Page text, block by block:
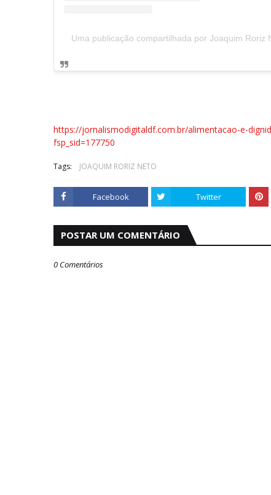
Uma publicação compartilhada por Joaquim Roriz
https://jornalismodigitaldf.com.br/alimentacao-e-
fsp_sid=177750
Tags: JOAQUIM RORIZ NETO
Facebook Twitter
POSTAR UM COMENTÁRIO
0 Comentários